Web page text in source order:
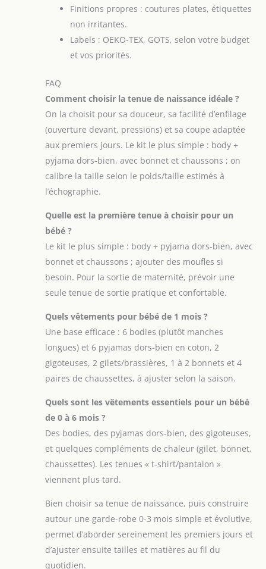
Finitions propres : coutures plates, étiquettes
non irritantes.
Labels : OEKO-TEX, GOTS, selon votre budget
et vos priorités.
FAQ
Comment choisir la tenue de naissance idéale ?
On la choisit pour sa douceur, sa facilité d’enfilage
(ouverture devant, pressions) et sa coupe adaptée
aux premiers jours. Le kit le plus simple : body +
pyjama dors-bien, avec bonnet et chaussons ; on
calibre la taille selon le poids/taille estimés à
l’échographie.
Quelle est la première tenue à choisir pour un
bébé ?
Le kit le plus simple : body + pyjama dors-bien, avec
bonnet et chaussons ; ajouter des moufles si
besoin. Pour la sortie de maternité, prévoir une
seule tenue de sortie pratique et confortable.
Quels vêtements pour bébé de 1 mois ?
Une base efficace : 6 bodies (plutôt manches
longues) et 6 pyjamas dors-bien en coton, 2
gigoteuses, 2 gilets/brassières, 1 à 2 bonnets et 4
paires de chaussettes, à ajuster selon la saison.
Quels sont les vêtements essentiels pour un bébé
de 0 à 6 mois ?
Des bodies, des pyjamas dors-bien, des gigoteuses,
et quelques compléments de chaleur (gilet, bonnet,
chaussettes). Les tenues « t-shirt/pantalon »
viennent plus tard.
Bien choisir sa tenue de naissance, puis construire
autour une garde-robe 0-3 mois simple et évolutive,
permet d’aborder sereinement les premiers jours et
d’ajuster ensuite tailles et matières au fil du
quotidien.